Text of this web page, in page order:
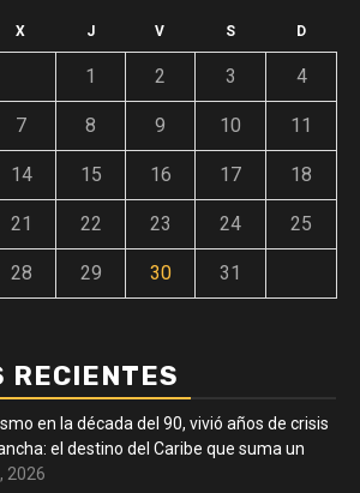
X J V S D
1 2 3 4
7 8 9 10 11
14 15 16 17 18
21 22 23 24 25
28 29 30 31
RECIENTES
en la década del 90, vivió años de crisis
el destino del Caribe que suma un
2026